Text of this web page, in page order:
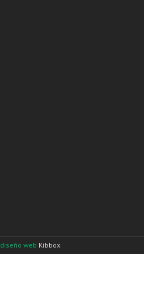
diseño web Kibbox